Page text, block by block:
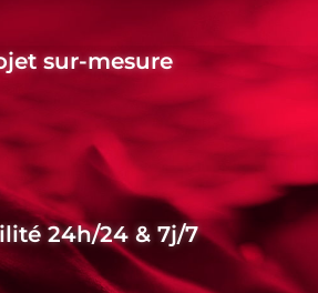
sur-mesure
24h/24 & 7j/7